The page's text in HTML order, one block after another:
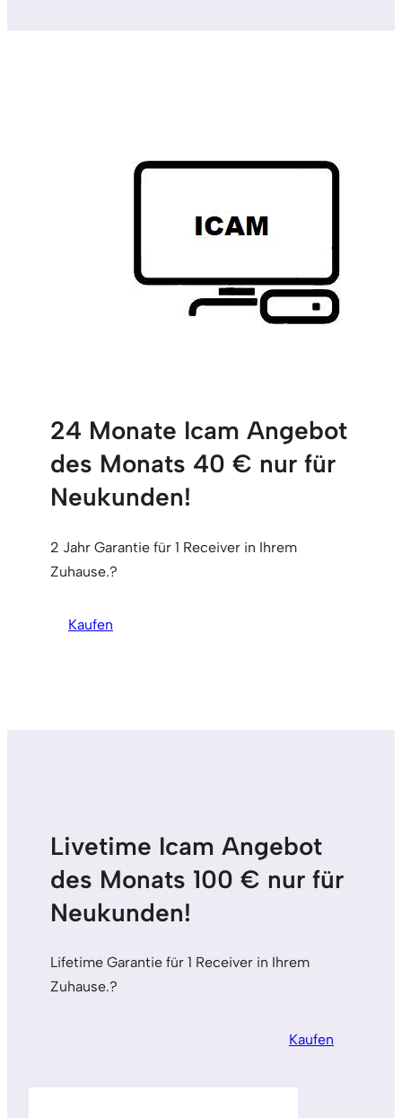
24 Monate Icam Angebot
des Monats 40 € nur für
Neukunden!
2 Jahr Garantie für 1 Receiver in Ihrem
Zuhause.?
Kaufen
Livetime Icam Angebot
des Monats 100 € nur für
Neukunden!
Lifetime Garantie für 1 Receiver in Ihrem
Zuhause.?
Kaufen